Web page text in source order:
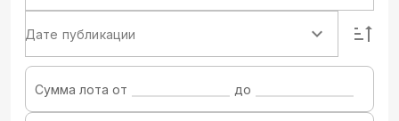
Дате публикации
Сумма лота от до